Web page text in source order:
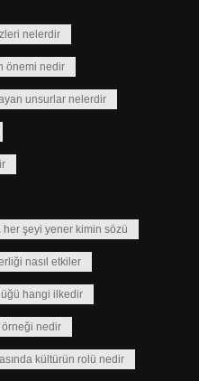
nelerdir
önemi nedir
unsurlar nelerdir
şeyi yener kimin sözü
nasıl etkiler
hangi ilkedir
nedir
kültürün rolü nedir